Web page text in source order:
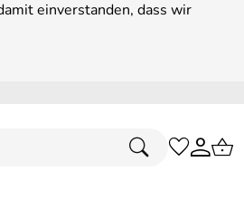
einverstanden, dass wir